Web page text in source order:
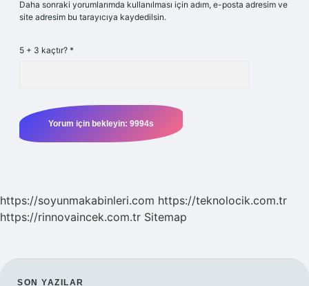
Daha sonraki yorumlarımda kullanılması için adım, e-posta adresim ve
site adresim bu tarayıcıya kaydedilsin.
5 + 3 kaçtır? *
https://soyunmakabinleri.com https://teknolocik.com.tr
https://rinnovaincek.com.tr Sitemap
SON YAZILAR